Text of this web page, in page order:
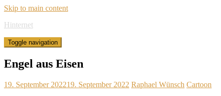
Skip to main content
Hinternet
Toggle navigation
Engel aus Eisen
19. September 202219. September 2022 Raphael Wünsch Cartoon